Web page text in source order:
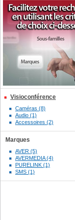
Visioconférence
Caméras (8)
Audio (1)
Accessoires (2)
Marques
AVER (5)
AVERMEDIA (4)
PURELINK (1)
SMS (1)